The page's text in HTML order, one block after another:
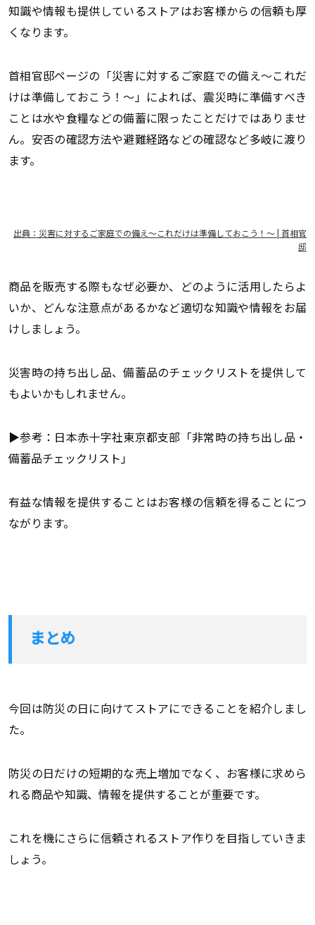
知識や情報も提供しているストアはお客様からの信頼も厚
くなります。
首相官邸ページの「災害に対するご家庭での備え～これだ
けは準備しておこう！～」によれば、震災時に準備すべき
ことは水や食糧などの備蓄に限ったことだけではありませ
ん。安否の確認方法や避難経路などの確認など多岐に渡り
ます。
出典：災害に対するご家庭での備え～これだけは準備しておこう！～ | 首相官
邸
商品を販売する際もなぜ必要か、どのように活用したらよ
いか、どんな注意点があるかなど適切な知識や情報をお届
けしましょう。
災害時の持ち出し品、備蓄品のチェックリストを提供して
もよいかもしれません。
▶参考：日本赤十字社東京都支部「非常時の持ち出し品・
備蓄品チェックリスト」
有益な情報を提供することはお客様の信頼を得ることにつ
ながります。
まとめ
今回は防災の日に向けてストアにできることを紹介しまし
た。
防災の日だけの短期的な売上増加でなく、お客様に求めら
れる商品や知識、情報を提供することが重要です。
これを機にさらに信頼されるストア作りを目指していきま
しょう。